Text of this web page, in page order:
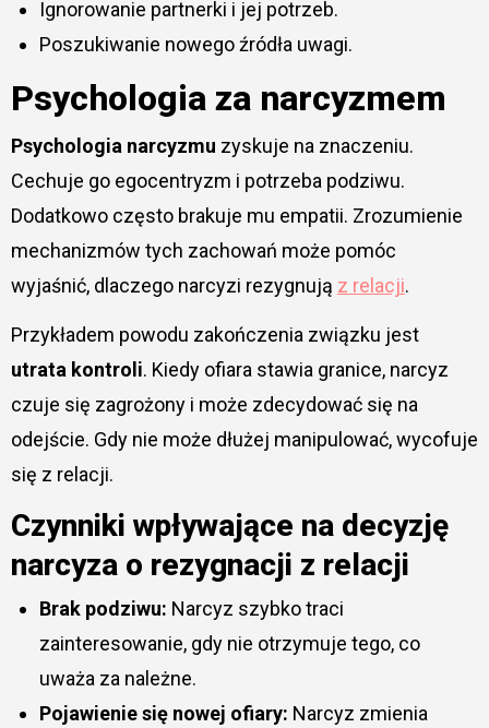
Ignorowanie partnerki i jej potrzeb.
Poszukiwanie nowego źródła uwagi.
Psychologia za narcyzmem
Psychologia narcyzmu zyskuje na znaczeniu.
Cechuje go egocentryzm i potrzeba podziwu.
Dodatkowo często brakuje mu empatii. Zrozumienie
mechanizmów tych zachowań może pomóc
wyjaśnić, dlaczego narcyzi rezygnują z relacji.
Przykładem powodu zakończenia związku jest
utrata kontroli. Kiedy ofiara stawia granice, narcyz
czuje się zagrożony i może zdecydować się na
odejście. Gdy nie może dłużej manipulować, wycofuje
się z relacji.
Czynniki wpływające na decyzję
narcyza o rezygnacji z relacji
Brak podziwu: Narcyz szybko traci
zainteresowanie, gdy nie otrzymuje tego, co
uważa za należne.
Pojawienie się nowej ofiary: Narcyz zmienia